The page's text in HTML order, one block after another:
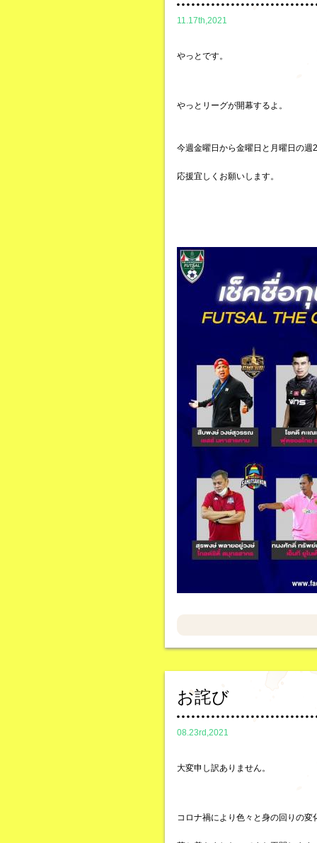
11.17th,2021
やっとです。
やっとリーグが開幕するよ。
今週金曜日から金曜日と月曜日の週
応援宜しくお願いします。
お詫び
08.23rd,2021
大変申し訳ありません。
コロナ禍により色々と身の回りの